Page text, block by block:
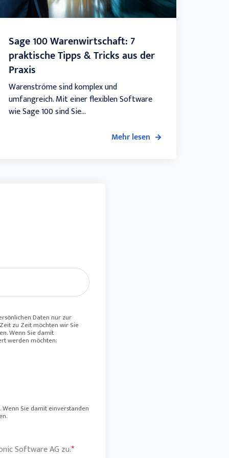
Sage 100 Waren­wirt­schaft: 7
praktische Tipps & Tricks aus der
Praxis
Warenströme sind komplex und
umfangreich. Mit einer flexiblen Software
wie Sage 100 sind Sie...
Mehr lesen
Daten nur zur
zu Zeit möchten wir Sie
Wenn Sie damit
werden möchten:
Sie damit einverstanden
Software AG zu.*